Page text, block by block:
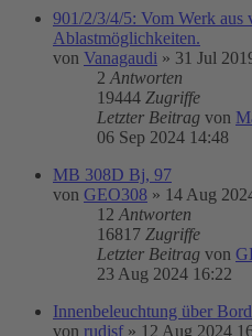
901/2/3/4/5: Vom Werk aus
Ablastmöglichkeiten.
von Vanagaudi » 31 Jul
2 Antworten
19444 Zugriffe
Letzter Beitrag von
06 Sep 2024 14:48
MB 308D Bj, 97
von GEO308 » 14 Aug
12 Antworten
16817 Zugriffe
Letzter Beitrag von
23 Aug 2024 16:22
Innenbeleuchtung über
von rudisf » 12 Aug 2024